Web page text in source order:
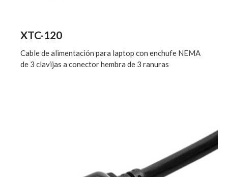
XTC-120
Cable de alimentación para laptop con enchufe NEMA
de 3 clavijas a conector hembra de 3 ranuras